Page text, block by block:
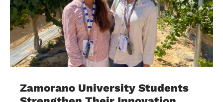
Zamorano University Students